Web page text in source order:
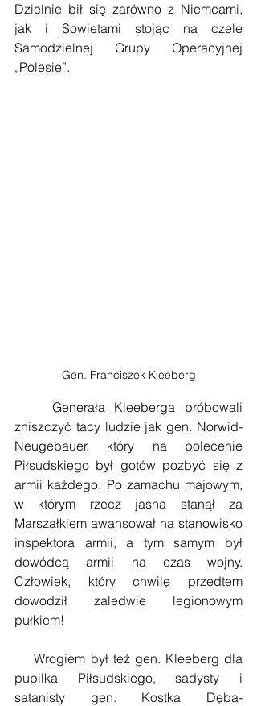
Dzielnie bił się zarówno z Niemcami,
jak i Sowietami stojąc na czele
Samodzielnej Grupy Operacyjnej
„Polesie”.
Gen. Franciszek Kleeberg
Generała Kleeberga próbowali
zniszczyć tacy ludzie jak gen. Norwid-
Neugebauer, który na polecenie
Piłsudskiego był gotów pozbyć się z
armii każdego. Po zamachu majowym,
w którym rzecz jasna stanął za
Marszałkiem awansował na stanowisko
inspektora armii, a tym samym był
dowódcą armii na czas wojny.
Człowiek, który chwilę przedtem
dowodził zaledwie legionowym
pułkiem!
Wrogiem był też gen. Kleeberg dla
pupilka Piłsudskiego, sadysty i
satanisty gen. Kostka Dęba-